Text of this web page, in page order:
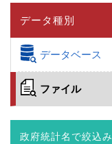
データ種別
データベース
ファイル
政府統計名で絞込み